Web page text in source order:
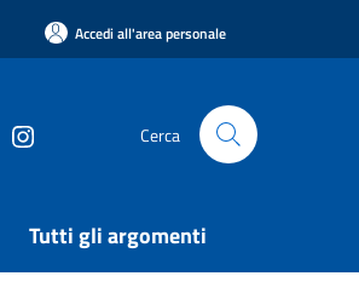
Accedi all'area personale
Cerca
Tutti gli argomenti